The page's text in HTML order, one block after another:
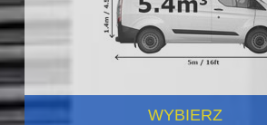
WYBIERZ